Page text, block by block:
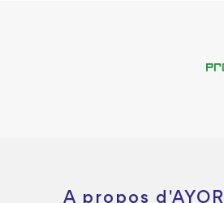
A propos d'AYOR